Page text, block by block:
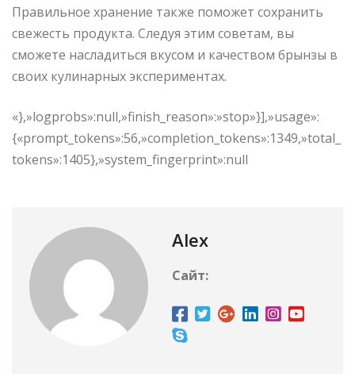
Правильное хранение также поможет сохранить
свежесть продукта. Следуя этим советам, вы
сможете насладиться вкусом и качеством брынзы в
своих кулинарных экспериментах.
«},»logprobs»:null,»finish_reason»:»stop»}],»usage»:
{«prompt_tokens»:56,»completion_tokens»:1349,»total_
tokens»:1405},»system_fingerprint»:null
Alex
Сайт: